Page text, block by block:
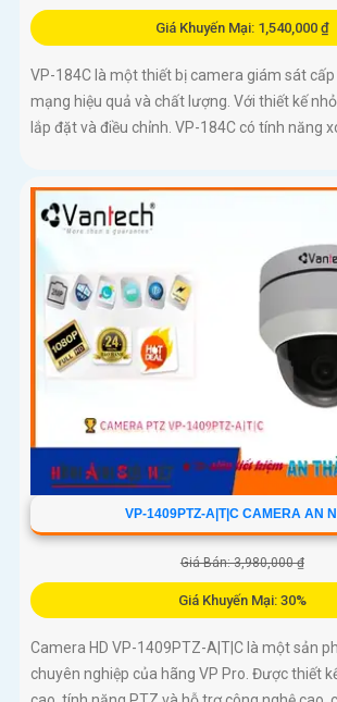
Giá Khuyến Mại: 1,540,000 ₫
VP-184C là một thiết bị camera giám sát
mạng hiệu quả và chất lượng. Với thiết kế
lắp đặt và điều chỉnh. VP-184C có tính năng
VP-1409PTZ-A|T|C CAMERA AN
Giá Bán: 3,980,000 ₫
Giá Khuyến Mại: 30%
Camera HD VP-1409PTZ-A|T|C là một sản
chuyên nghiệp của hãng VP Pro. Được thiết